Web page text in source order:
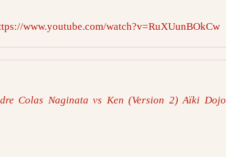
www.youtube.com/watch?v=RuXUunBOkCw
Colas Naginata vs Ken (Version 2) Aïki Dojo